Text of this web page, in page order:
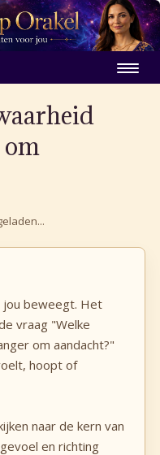
jou beweegt. Het
vraag "Welke
om aandacht?"
hoopt of
naar de kern van
en richting